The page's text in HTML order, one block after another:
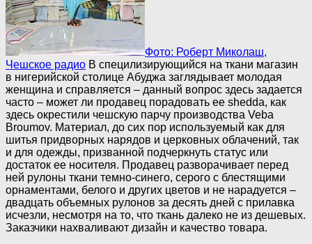
Фото: Роберт Миколаш,
Чешское радио В специлизирующийся на ткани магазин
в нигерийской столице Абуджа заглядывает молодая
женщина и справляется – данный вопрос здесь задается
часто – может ли продавец порадовать ее shedda, как
здесь окрестили чешскую парчу производства Veba
Broumov. Материал, до сих пор используемый как для
шитья придворных нарядов и церковных облачений, так
и для одежды, призванной подчеркнуть статус или
достаток ее носителя. Продавец разворачивает перед
ней рулоны ткани темно-синего, серого с блестящими
орнаментами, белого и других цветов и не нарадуется –
двадцать объемных рулонов за десять дней с прилавка
исчезли, несмотря на то, что ткань далеко не из дешевых.
Заказчики нахваливают дизайн и качество товара.